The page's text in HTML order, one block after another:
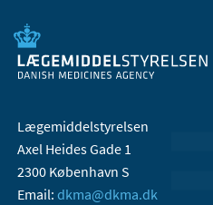
Lægemiddelstyrelsen
Axel Heides Gade 1
2300 København S
Email: dkma@dkma.dk